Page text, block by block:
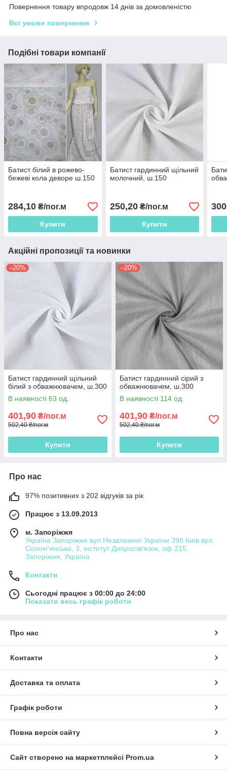
Повернення товару впродовж 14 днів за домовленістю
Всі умови повернення
Подібні товари компанії
Батист білий в рожево-
бежеві кола деворе ш.150
284,10 ₴/пог.м
Купити
Батист гардинний щільний
молочний, ш.150
250,20₴/пог.м
Купити
300
Акційні пропозиції та новинки
–20%
Батист гардинний щільний
білий з обважнювачем, ш.300
В наявності 63 од.
401,90 ₴/пог.м
502,40 ₴/пог.м
Купити
–20%
Батист гардинний сірий з
обважнювачем, ш.300
В наявності 114 од.
401,90 ₴/пог.м
502,40 ₴/пог.м
Купити
Про нас
97% позитивних з 202 відгуків за рік
Працює з 13.09.2013
м. Запоріжжя
Україна Запоріжжя вул.Незалежної України 39б Київ вул.
Солом'янська, 3, інститут Дипросзв'язок, оф 215,
Запоріжжя, Україна
Контакти
Сьогодні працює з 00:00 до 24:00
Показати весь графік роботи
Про нас
Контакти
Доставка та оплата
Графік роботи
Повна версія сайту
Сайт створено на маркетплейсі Prom.ua